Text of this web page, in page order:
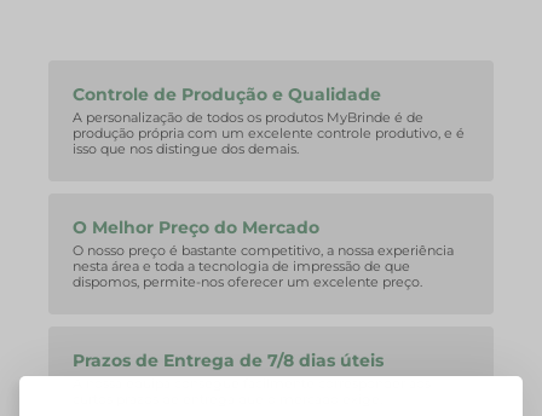
Controle de Produção e Qualidade
A personalização de todos os produtos MyBrinde é de
produção própria com um excelente controle produtivo, e é
isso que nos distingue dos demais.
O Melhor Preço do Mercado
O nosso preço é bastante competitivo, a nossa experiência
nesta área e toda a tecnologia de impressão de que
dispomos, permite-nos oferecer um excelente preço.
Prazos de Entrega de 7/8 dias úteis